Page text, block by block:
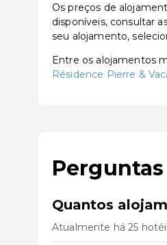
Os preços de
disponíveis, consultar
seu alojamento,
Entre os alojamentos
Résidence Pierre &
Quantos
Atualmente há 25